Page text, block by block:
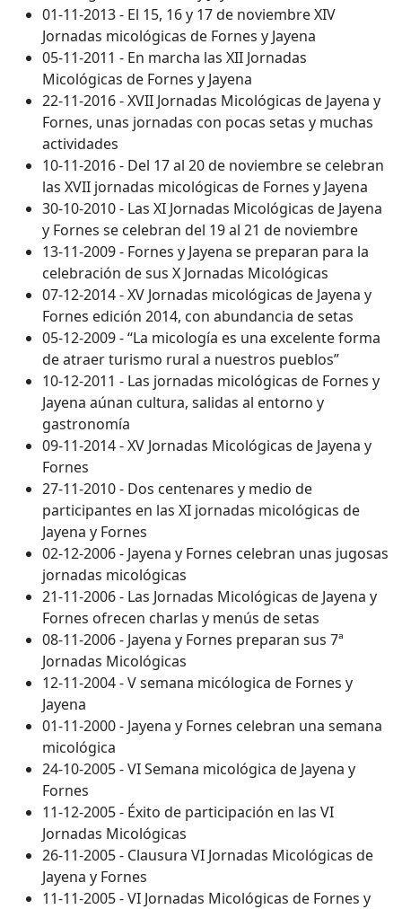
01-11-2013 - El 15, 16 y 17 de noviembre XIV
Jornadas micológicas de Fornes y Jayena
05-11-2011 - En marcha las XII Jornadas
Micológicas de Fornes y Jayena
22-11-2016 - XVII Jornadas Micológicas de Jayena y
Fornes, unas jornadas con pocas setas y muchas
actividades
10-11-2016 - Del 17 al 20 de noviembre se celebran
las XVII jornadas micológicas de Fornes y Jayena
30-10-2010 - Las XI Jornadas Micológicas de Jayena
y Fornes se celebran del 19 al 21 de noviembre
13-11-2009 - Fornes y Jayena se preparan para la
celebración de sus X Jornadas Micológicas
07-12-2014 - XV Jornadas micológicas de Jayena y
Fornes edición 2014, con abundancia de setas
05-12-2009 - “La micología es una excelente forma
de atraer turismo rural a nuestros pueblos”
10-12-2011 - Las jornadas micológicas de Fornes y
Jayena aúnan cultura, salidas al entorno y
gastronomía
09-11-2014 - XV Jornadas Micológicas de Jayena y
Fornes
27-11-2010 - Dos centenares y medio de
participantes en las XI jornadas micológicas de
Jayena y Fornes
02-12-2006 - Jayena y Fornes celebran unas jugosas
jornadas micológicas
21-11-2006 - Las Jornadas Micológicas de Jayena y
Fornes ofrecen charlas y menús de setas
08-11-2006 - Jayena y Fornes preparan sus 7ª
Jornadas Micológicas
12-11-2004 - V semana micólogica de Fornes y
Jayena
01-11-2000 - Jayena y Fornes celebran una semana
micológica
24-10-2005 - VI Semana micológica de Jayena y
Fornes
11-12-2005 - Éxito de participación en las VI
Jornadas Micológicas
26-11-2005 - Clausura VI Jornadas Micológicas de
Jayena y Fornes
11-11-2005 - VI Jornadas Micológicas de Fornes y